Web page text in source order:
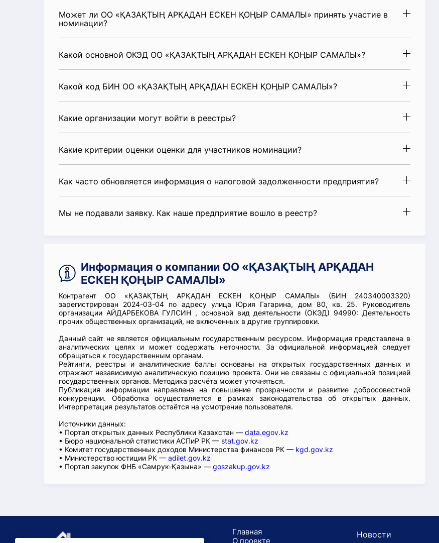
Может ли ОО «ҚАЗАҚТЫҢ АРҚАДАН ЕСКЕН ҚОҢЫР САМАЛЫ» принять участие в
номинации?
Какой основной ОКЭД ОО «ҚАЗАҚТЫҢ АРҚАДАН ЕСКЕН ҚОҢЫР САМАЛЫ»?
Какой код БИН ОО «ҚАЗАҚТЫҢ АРҚАДАН ЕСКЕН ҚОҢЫР САМАЛЫ»?
Какие организации могут войти в реестры?
Какие критерии оценки оценки для участников номинации?
Как часто обновляется информация о налоговой задолженности предприятия?
Мы не подавали заявку. Как наше предприятие вошло в реестр?
Информация о компании ОО «ҚАЗАҚТЫҢ АРҚАДАН
ЕСКЕН ҚОҢЫР САМАЛЫ»
Контрагент ОО «ҚАЗАҚТЫҢ АРҚАДАН ЕСКЕН ҚОҢЫР САМАЛЫ» (БИН 240340003320)
зарегистрирован 2024-03-04 по адресу улица Юрия Гагарина, дом 80, кв. 25. Руководитель
организации АЙДАРБЕКОВА ГУЛСИН , основной вид деятельности (ОКЭД) 94990: Деятельность
прочих общественных организаций, не включенных в другие группировки.
Данный сайт не является официальным государственным ресурсом. Информация представлена в
аналитических целях и может содержать неточности. За официальной информацией следует
обращаться к государственным органам.
Рейтинги, реестры и аналитические баллы основаны на открытых государственных данных и
отражают независимую аналитическую позицию проекта. Они не связаны с официальной позицией
государственных органов. Методика расчёта может уточняться.
Публикация информации направлена на повышение прозрачности и развитие добросовестной
конкуренции. Обработка осуществляется в рамках законодательства об открытых данных.
Интерпретация результатов остаётся на усмотрение пользователя.
Источники данных:
• Портал открытых данных Республики Казахстан — data.egov.kz
• Бюро национальной статистики АСПиР РК — stat.gov.kz
• Комитет государственных доходов Министерства финансов РК — kgd.gov.kz
• Министерство юстиции РК — adilet.gov.kz
• Портал закупок ФНБ «Самрук-Қазына» — goszakup.gov.kz
Главная
О проекте
Новости